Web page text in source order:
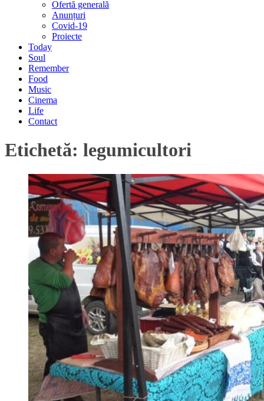
Ofertă generală
Anunțuri
Covid-19
Proiecte
Today
Soul
Remember
Food
Music
Cinema
Life
Contact
Etichetă: legumicultori